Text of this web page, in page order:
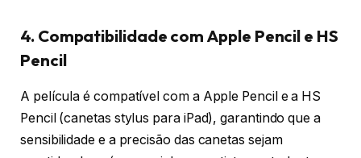
4. Compatibilidade com Apple Pencil e HS
Pencil
A película é compatível com a Apple Pencil e a HS
Pencil (canetas stylus para iPad), garantindo que a
sensibilidade e a precisão das canetas sejam